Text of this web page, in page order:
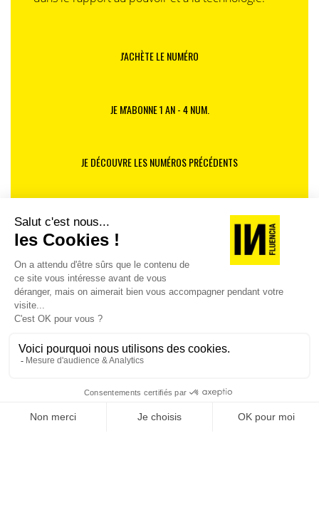
J'ACHÈTE LE NUMÉRO
JE M'ABONNE 1 AN - 4 NUM.
JE DÉCOUVRE LES NUMÉROS PRÉCÉDENTS